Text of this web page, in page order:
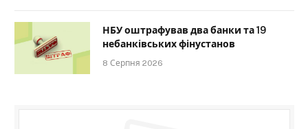
НБУ оштрафував два банки та 19
небанківських фінустанов
8 Серпня 2026